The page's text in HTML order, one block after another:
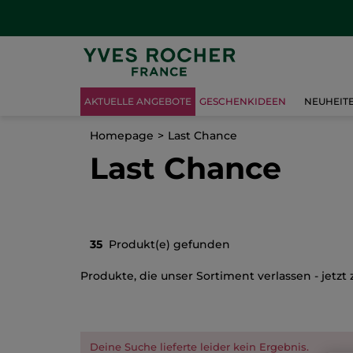
AKTUELLE ANGEBOTE GESCHENKIDEEN
Homepage Last Chance
Last Chance
35 Produkt(e) gefunden
Produkte, die unser Sortiment verlassen -
Deine Suche lieferte leider kein Ergebnis.